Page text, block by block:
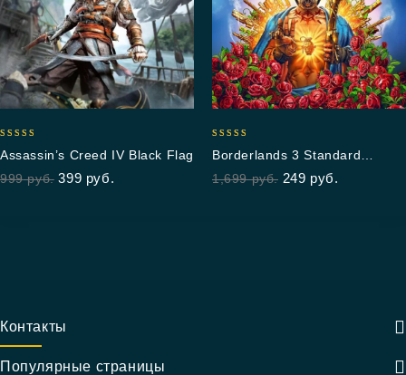
out of 5
Assassin’s Creed IV Black Flag
999руб. 399 руб.
out of 5
Borderlands 3 Standard
Edition
1,699руб. 249 руб.
Контакты
Популярные страницы